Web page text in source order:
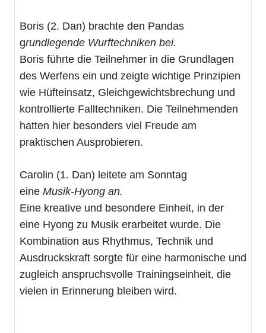
Boris (2. Dan) brachte den Pandas
grundlegende Wurftechniken bei.
Boris führte die Teilnehmer in die Grundlagen
des Werfens ein und zeigte wichtige Prinzipien
wie Hüfteinsatz, Gleichgewichtsbrechung und
kontrollierte Falltechniken. Die Teilnehmenden
hatten hier besonders viel Freude am
praktischen Ausprobieren.
Carolin (1. Dan) leitete am Sonntag
eine Musik‑Hyong an.
Eine kreative und besondere Einheit, in der
eine Hyong zu Musik erarbeitet wurde. Die
Kombination aus Rhythmus, Technik und
Ausdruckskraft sorgte für eine harmonische und
zugleich anspruchsvolle Trainingseinheit, die
vielen in Erinnerung bleiben wird.